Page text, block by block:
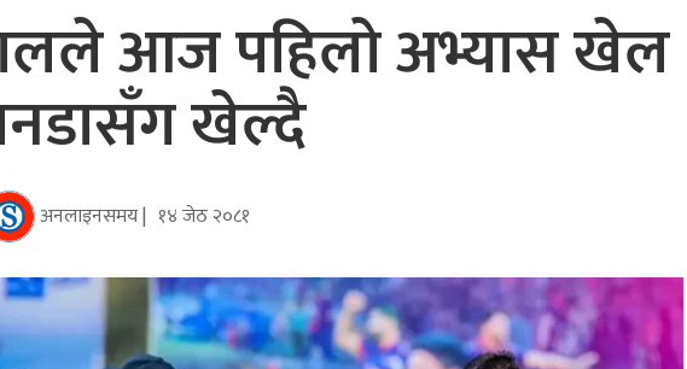
आज पहिलो अभ्यास खेल
खेल्दै
अनलाइनसमय | १४ जेठ २०८१